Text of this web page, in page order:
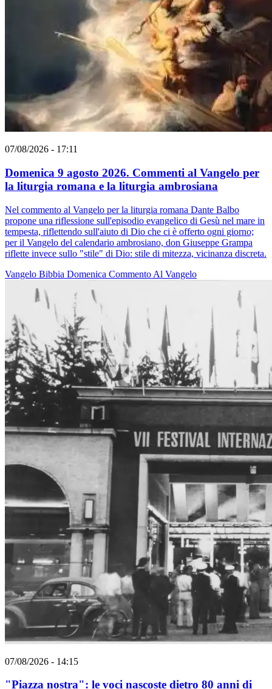
07/08/2026 - 17:11
Domenica 9 agosto 2026. Commenti al Vangelo per
la liturgia romana e la liturgia ambrosiana
Nel commento al Vangelo per la liturgia romana Dante Balbo
propone una riflessione sull'episodio evangelico di Gesù nel mare in
tempesta, riflettendo sull'aiuto di Dio che ci è offerto ogni giorno;
per il Vangelo del calendario ambrosiano, don Giuseppe Grampa
riflette invece sullo "stile" di Dio: stile di mitezza, vicinanza discreta.
Vangelo Bibbia Domenica Commento Al Vangelo
07/08/2026 - 14:15
"Piazza nostra": le voci nascoste dietro 80 anni di